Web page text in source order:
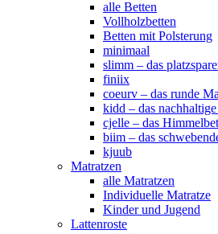
alle Betten
Vollholzbetten
Betten mit Polsterung
minimaal
slimm – das
finiix
coeurv – das runde
kidd – das
cjelle – das
biim – das
kjuub
Matratzen
alle Matratzen
Individuelle Matratze
Kinder und Jugend
Lattenroste